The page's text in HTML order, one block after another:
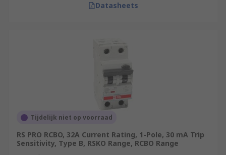
Datasheets
Tijdelijk niet op voorraad
RS PRO RCBO, 32A Current Rating, 1-Pole, 30 mA Trip
Sensitivity, Type B, RSKO Range, RCBO Range